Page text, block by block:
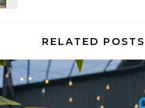
RELATED POSTS